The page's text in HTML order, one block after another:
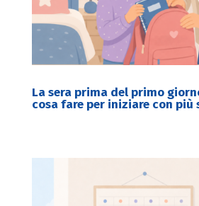
La sera prima del primo
cosa fare per iniziare con più